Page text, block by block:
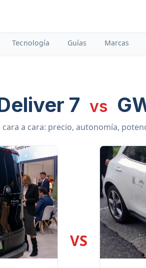
Tecnología Guías Marcas
7 vs
a cara: precio, autonomía,
VS